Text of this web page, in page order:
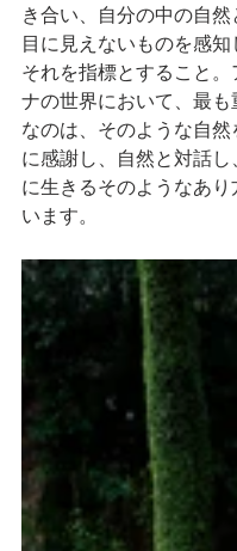
き合い、自分の中の自然
目に見えないものを感知
それを指標とすること。
ナの世界において、最も
なのは、そのような自然
に感謝し、自然と対話し
に生きるそのようなあり
います。